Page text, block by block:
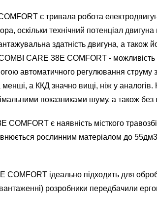
є тривала робота
оскільки технічний потенціал
здатність двигуна, а також
CARE 38E COMFORT -
автоматичного регулювання
а ККД значно вищі, ніж у аналогів.
показниками шуму, а також без
є наявність місткого
рослинним матеріалом до
COMFORT ідеально підходить для
розробники передбачили